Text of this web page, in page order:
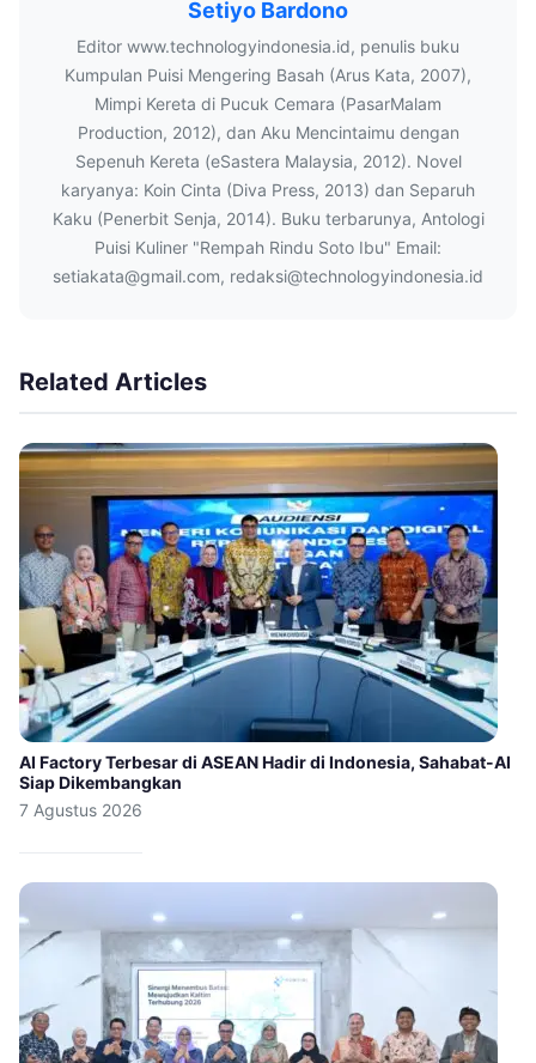
Setiyo Bardono
Editor www.technologyindonesia.id, penulis buku
Kumpulan Puisi Mengering Basah (Arus Kata, 2007),
Mimpi Kereta di Pucuk Cemara (PasarMalam
Production, 2012), dan Aku Mencintaimu dengan
Sepenuh Kereta (eSastera Malaysia, 2012). Novel
karyanya: Koin Cinta (Diva Press, 2013) dan Separuh
Kaku (Penerbit Senja, 2014). Buku terbarunya, Antologi
Puisi Kuliner "Rempah Rindu Soto Ibu" Email:
setiakata@gmail.com, redaksi@technologyindonesia.id
Related Articles
AI Factory Terbesar di ASEAN Hadir di Indonesia, Sahabat-AI
Siap Dikembangkan
7 Agustus 2026